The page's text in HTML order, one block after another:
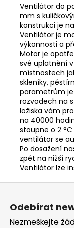
Ventilátor do
mm s
konstrukci je
Ventilátor je
výkonnosti a
Motor je
své uplatnění
místnostech
skleníky,
parametrům
rozvodech na
ložiska vám
na 40000
stoupne o 2
ventilátor se
Po dosažení
zpět na nižší
Ventilátor lze
Z
Odebírat
Nezmeškejte